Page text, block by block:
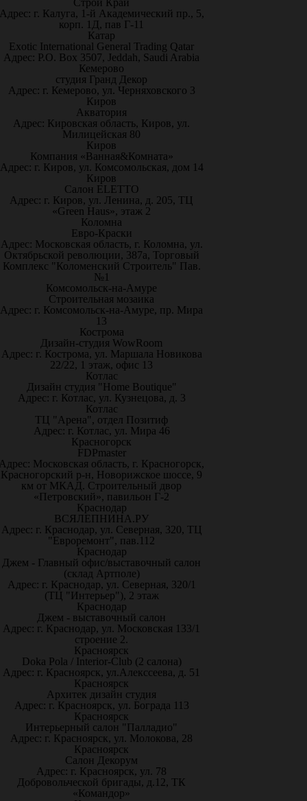
Строй Край
г. Калуга, 1-й Академический пр., 5,
корп. 1Д, пав Г-11
Катар
Exotic International General Trading Qatar
Адрес: P.O. Box 3507, Jeddah, Saudi Arabia
Кемерово
студия Гранд Декор
Адрес: г. Кемерово, ул. Черняховского 3
Киров
Акватория
Адрес: Кировская область, Киров, ул.
Милицейская 80
Киров
Компания «Ванная&Комната»
Адрес: г. Киров, ул. Комсомольская, дом 14
Киров
Салон ELETTO
Адрес: г. Киров, ул. Ленина, д. 205, ТЦ
«Green Haus», этаж 2
Коломна
Евро-Краски
Адрес: Московская область, г. Коломна, ул.
Октябрьской революции, 387а, Торговый
Комплекс "Коломенский Строитель" Пав.
№1
Комсомольск-на-Амуре
Строительная мозаика
Адрес: г. Комсомольск-на-Амуре, пр. Мира
13
Кострома
Дизайн-студия WowRoom
Адрес: г. Кострома, ул. Маршала Новикова
22/22, 1 этаж, офис 13
Котлас
Дизайн студия "Home Boutique"
Адрес: г. Котлас, ул. Кузнецова, д. 3
Котлас
ТЦ "Арена", отдел Позитиф
Адрес: г. Котлас, ул. Мира 46
Красногорск
FDPmaster
Московская область, г. Красногорск,
Красногорский р-н, Новорижское шоссе, 9
км от МКАД. Строительный двор
«Петровский», павильон Г-2
Краснодар
ВСЯЛЕПНИНА.РУ
Адрес: г. Краснодар, ул. Северная, 320, ТЦ
"Евроремонт", пав.112
Краснодар
Джем - Главный офис/выставочный салон
(склад Артполе)
Адрес: г. Краснодар, ул. Северная, 320/1
(ТЦ "Интерьер"), 2 этаж
Краснодар
Джем - выставочный салон
Адрес: г. Краснодар, ул. Московская 133/1
строение 2.
Красноярск
Doka Pola / Interior-Club (2 салона)
Адрес: г. Красноярск, ул.Алекссеева, д. 51
Красноярск
Архитек дизайн студия
Адрес: г. Красноярск, ул. Бограда 113
Красноярск
Интерьерный салон "Палладио"
Адрес: г. Красноярск, ул. Молокова, 28
Красноярск
Салон Декорум
Адрес: г. Красноярск, ул. 78
Добровольческой бригады, д.12, ТК
«Командор»